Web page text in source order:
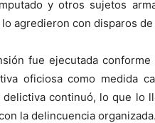
y otros sujetos
agredieron con disparos
fue ejecutada
oficiosa como medida
continuó, lo que lo
la delincuencia organizada.